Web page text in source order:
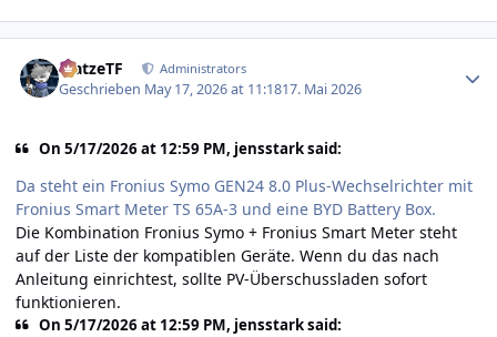
MatzeTF Administrators
Geschrieben May 17, 2026 at 11:1817. Mai 2026
On 5/17/2026 at 12:59 PM, jensstark said:
Da steht ein Fronius Symo GEN24 8.0 Plus-Wechselrichter mit
Fronius Smart Meter TS 65A-3 und eine BYD Battery Box.
Die Kombination Fronius Symo + Fronius Smart Meter steht
aufder Liste der kompatiblen Geräte. Wenn du das nach
Anleitung einrichtest, sollte PV-Überschussladen sofort
funktionieren.
On 5/17/2026 at 12:59 PM, jensstark said: